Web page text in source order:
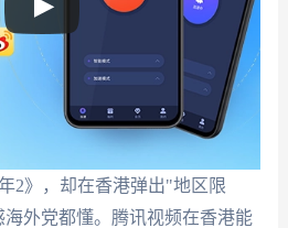
2》，却在香港弹出"地区限
外党都懂。腾讯视频在香港能